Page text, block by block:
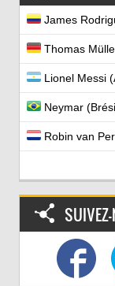
James
Thomas
Lionel Messi
Neymar
Robin van